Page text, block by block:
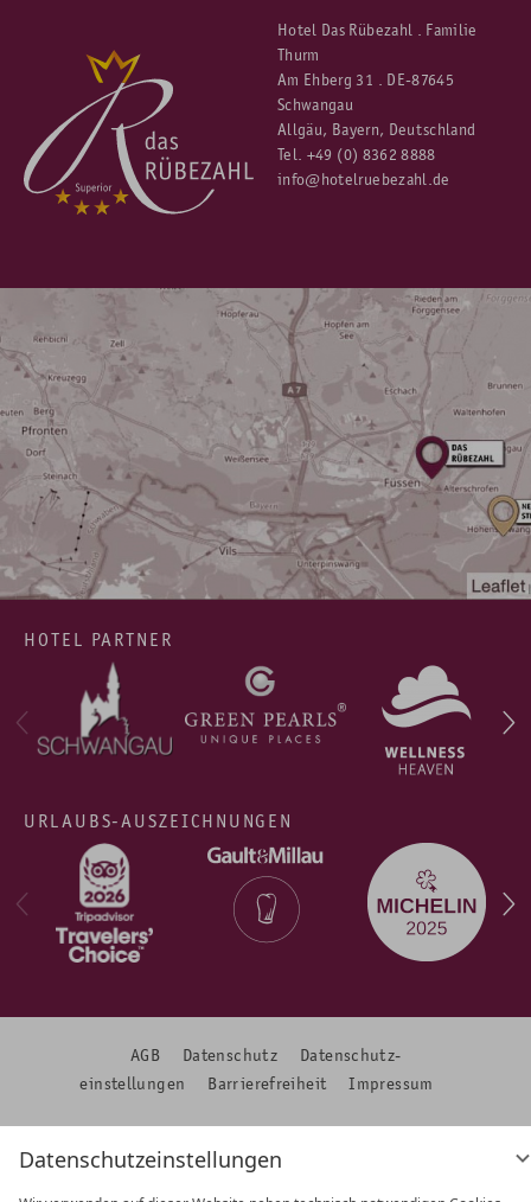
Datenschutzeinstellungen
Hotel Das Rübezahl . Familie
Thurm
Am Ehberg 31 . DE-87645
Schwangau
Allgäu, Bayern, Deutschland
Tel. +49 (0) 8362 8888
info@hotelruebezahl.de
HOTEL PARTNER
URLAUBS-AUSZEICHNUNGEN
AGB Datenschutz
Datenschutz­
einstellungen
Barrierefreiheit Impressum